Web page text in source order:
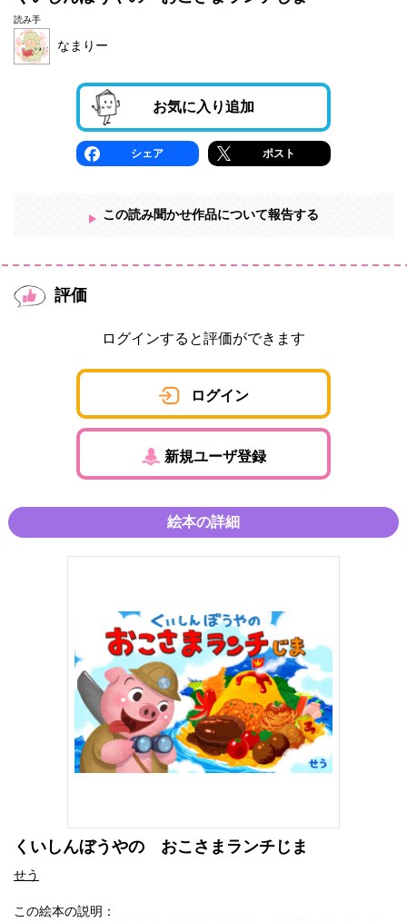
読み手
なまりー
お気に入り追加
シェア ポスト
この読み聞かせ作品について報告する
評価
ログインすると評価ができます
ログイン
新規ユーザ登録
絵本の詳細
くいしんぼうやの おこさまランチじま
せう
この絵本の説明：